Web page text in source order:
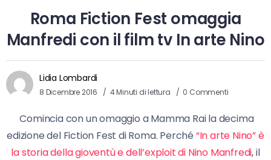
Roma Fiction Fest omaggia
Manfredi con il film tv In arte Nino
Lidia Lombardi
8 Dicembre 2016 4 Minuti di lettura 0 Commenti
Comincia con un omaggio a Mamma Rai la decima
edizione del Fiction Fest di Roma. Perché “In arte Nino” è
la storia della gioventù e dell’exploit di Nino Manfredi, il